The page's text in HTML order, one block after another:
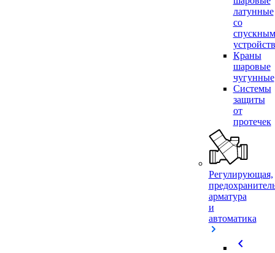
латунные
со
спускным
Краны
шаровые
чугунные
Системы
защиты
от
протечек
Регулирующая,
арматура
и
автоматика
chevron_left